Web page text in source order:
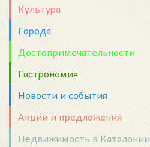
Культура
Города
Достопримечательности
Гастрономия
Новости и события
Акции и предложения
Недвижимость в Каталонии